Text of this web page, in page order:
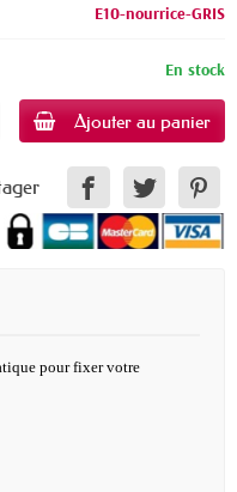
E10-nourrice-GRIS
En stock
Ajouter au panier
pour fixer votre